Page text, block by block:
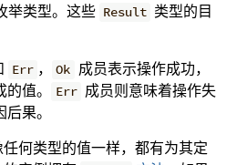
举类型。这些 Result 类型的目
Err ， Ok 成员表示操作成功，
值。 Err 成员则意味着操作失
果。
何类型的值一样，都有为其定